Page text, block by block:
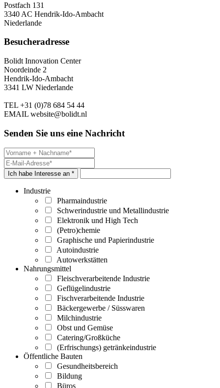
Postfach 131
3340 AC Hendrik-Ido-Ambacht
Niederlande
Besucheradresse
Bolidt Innovation Center
Noordeinde 2
Hendrik-Ido-Ambacht
3341 LW Niederlande
TEL +31 (0)78 684 54 44
EMAIL website@bolidt.nl
Senden Sie uns eine Nachricht
Ich habe Interesse an *
Industrie
Pharmaindustrie
Schwerindustrie und Metallindustrie
Elektronik und High Tech
(Petro)chemie
Graphische und Papierindustrie
Autoindustrie
Autowerkstätten
Nahrungsmittel
Fleischverarbeitende Industrie
Geflügelindustrie
Fischverarbeitende Industrie
Bäckergewerbe / Süsswaren
Milchindustrie
Obst und Gemüse
Catering/Großküche
(Erfrischungs) getränkeindustrie
Öffentliche Bauten
Gesundheitsbereich
Bildung
Büros